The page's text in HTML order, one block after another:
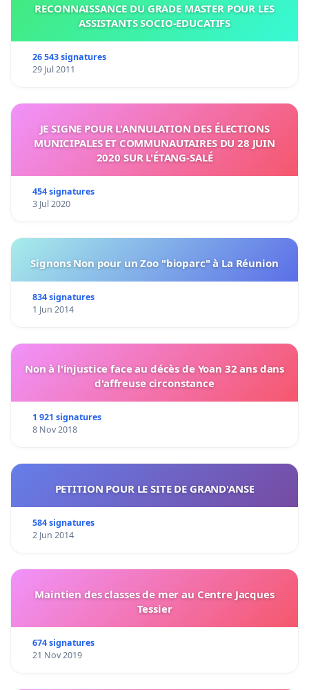
RECONNAISSANCE DU GRADE MASTER POUR LES
ASSISTANTS SOCIO-EDUCATIFS
26 543 signatures
29 Jul 2011
JE SIGNE POUR L'ANNULATION DES ÉLECTIONS
MUNICIPALES ET COMMUNAUTAIRES DU 28 JUIN
2020 SUR L'ÉTANG-SALÉ
454 signatures
3 Jul 2020
Signons Non pour un Zoo "bioparc" à La Réunion
834 signatures
1 Jun 2014
Non à l'injustice face au décès de Yoan 32 ans dans
d'affreuse circonstance
1 921 signatures
8 Nov 2018
PETITION POUR LE SITE DE GRAND'ANSE
584 signatures
2 Jun 2014
Maintien des classes de mer au Centre Jacques
Tessier
674 signatures
21 Nov 2019